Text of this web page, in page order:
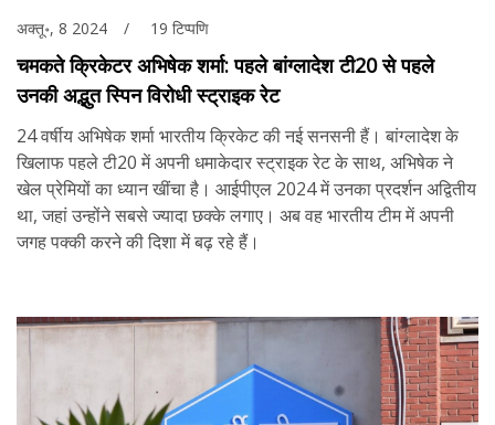
अक्तू॰, 8 2024 19 टिप्पणि
चमकते क्रिकेटर अभिषेक शर्मा: पहले बांग्लादेश टी20 से पहले
उनकी अद्भुत स्पिन विरोधी स्ट्राइक रेट
24 वर्षीय अभिषेक शर्मा भारतीय क्रिकेट की नई सनसनी हैं। बांग्लादेश के
खिलाफ पहले टी20 में अपनी धमाकेदार स्ट्राइक रेट के साथ, अभिषेक ने
खेल प्रेमियों का ध्यान खींचा है। आईपीएल 2024 में उनका प्रदर्शन अद्वितीय
था, जहां उन्होंने सबसे ज्यादा छक्के लगाए। अब वह भारतीय टीम में अपनी
जगह पक्की करने की दिशा में बढ़ रहे हैं।